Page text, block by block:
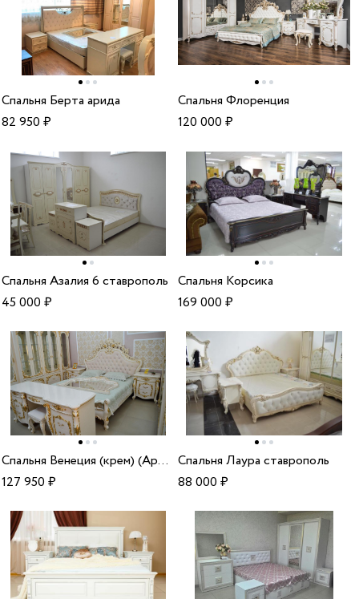
Спальня Берта арида
82 950₽
Спальня Флоренция
120 000₽
Спальня Азалия 6 ставрополь
45 000₽
Спальня Корсика
169 000₽
Спальня Венеция (крем) (Арида Мебель)
127 950₽
Спальня Лаура ставрополь
88 000₽